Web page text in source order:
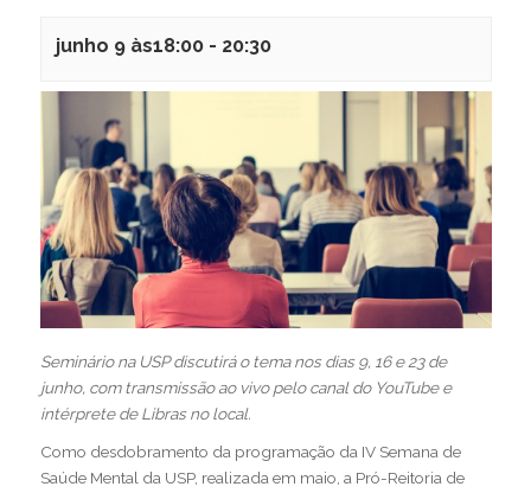
junho 9 às18:00- 20:30
Seminário na USP discutirá o tema nos dias 9, 16 e 23 de
junho, com transmissão ao vivo pelo canal do YouTube e
intérprete de Libras no local.
Como desdobramento da programação da IV Semana de
Saúde Mental da USP, realizada em maio, a Pró-Reitoria de